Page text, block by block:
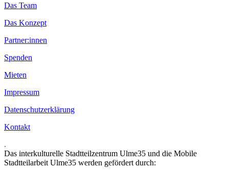
Das Team
Das Konzept
Partner:innen
Spenden
Mieten
Impressum
Datenschutzerklärung
Kontakt
.
Das interkulturelle Stadtteilzentrum Ulme35 und die Mobile
Stadtteilarbeit Ulme35 werden gefördert durch: